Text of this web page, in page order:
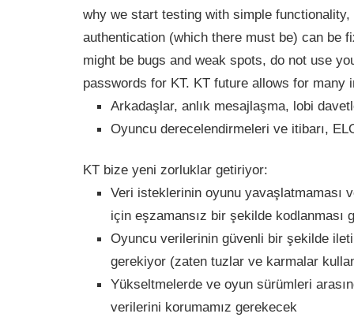
why we start testing with simple
authentication (which there must be) can be
might be bugs and weak spots, do not use
passwords for KT. KT future allows for many
Arkadaşlar, anlık mesajlaşma, lobi
Oyuncu derecelendirmeleri ve itibarı,
KT bize yeni zorluklar getiriyor:
Veri isteklerinin oyunu yavaşlatmaması
için eşzamansız bir şekilde kodlanması
Oyuncu verilerinin güvenli bir şekilde
gerekiyor (zaten tuzlar ve karmalar
Yükseltmelerde ve oyun sürümleri
verilerini korumamız gerekecek